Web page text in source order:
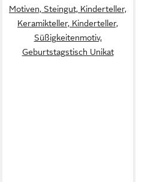
Motiven, Steingut, Kinderteller,
Keramikteller, Kinderteller,
Süßigkeitenmotiv,
Geburtstagstisch Unikat